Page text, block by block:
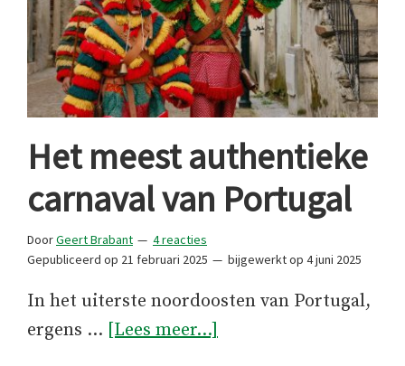
Het meest authentieke
carnaval van Portugal
DoorGeert Brabant
4 reacties
Gepubliceerd op 21 februari 2025 bijgewerkt op 4 juni 2025
In het uiterste noordoosten van Portugal,
ergens … [Lees meer...]